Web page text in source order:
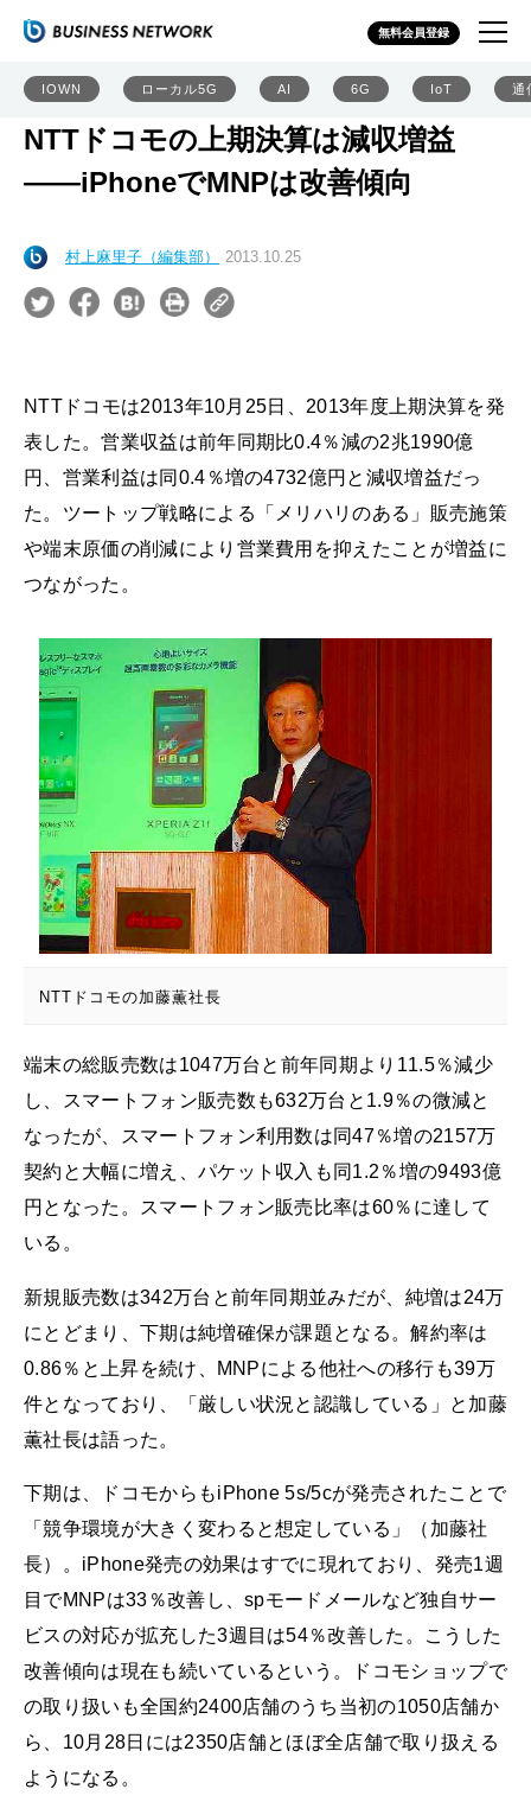
無料会員登録
IOWN ローカル5G AI 6G IoT 通
NTTドコモの上期決算は減収増益
――iPhoneでMNPは改善傾向
村上麻里子（編集部） 2013.10.25
NTTドコモは2013年10月25日、2013年度上期決算を発
表した。営業収益は前年同期比0.4％減の2兆1990億
円、営業利益は同0.4％増の4732億円と減収増益だっ
た。ツートップ戦略による「メリハリのある」販売施策
や端末原価の削減により営業費用を抑えたことが増益に
つながった。
NTTドコモの加藤薫社長
端末の総販売数は1047万台と前年同期より11.5％減少
し、スマートフォン販売数も632万台と1.9％の微減と
なったが、スマートフォン利用数は同47％増の2157万
契約と大幅に増え、パケット収入も同1.2％増の9493億
円となった。スマートフォン販売比率は60％に達して
いる。
新規販売数は342万台と前年同期並みだが、純増は24万
にとどまり、下期は純増確保が課題となる。解約率は
0.86％と上昇を続け、MNPによる他社への移行も39万
件となっており、「厳しい状況と認識している」と加藤
薫社長は語った。
下期は、ドコモからもiPhone 5s/5cが発売されたことで
「競争環境が大きく変わると想定している」（加藤社
長）。iPhone発売の効果はすでに現れており、発売1週
目でMNPは33％改善し、spモードメールなど独自サー
ビスの対応が拡充した3週目は54％改善した。こうした
改善傾向は現在も続いているという。ドコモショップで
の取り扱いも全国約2400店舗のうち当初の1050店舗か
ら、10月28日には2350店舗とほぼ全店舗で取り扱える
ようになる。